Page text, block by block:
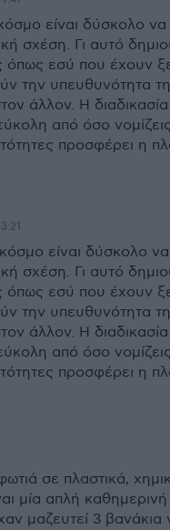
είναι δύσκολο να
σχέση. Γι αυτό
όπως εσύ που έχουν
την υπευθυνότητα
άλλον. Η
από όσο
προσφέρει η
είναι δύσκολο να
σχέση. Γι αυτό
όπως εσύ που έχουν
την υπευθυνότητα
άλλον. Η
από όσο
προσφέρει η
σε πλαστικά,
μία απλή
μαζευτεί 3 βανάκια